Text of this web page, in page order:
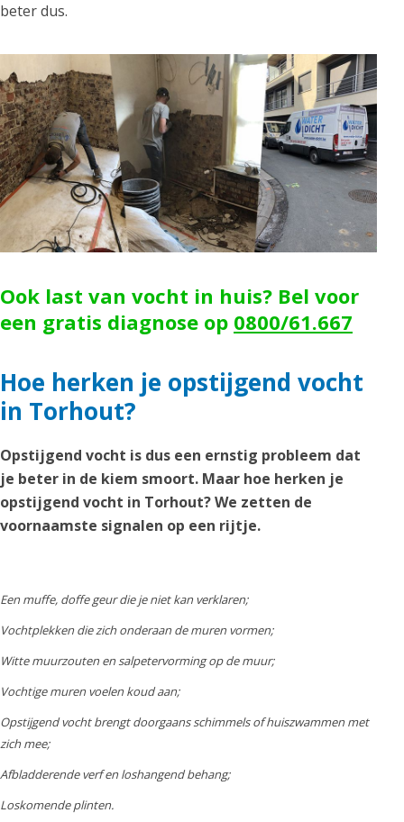
beter dus.
Ook last van vocht in huis? Bel voor
een gratis diagnose op 0800/61.667
Hoe herken je opstijgend vocht
in Torhout?
Opstijgend vocht is dus een ernstig probleem dat
je beter in de kiem smoort. Maar hoe herken je
opstijgend vocht in Torhout? We zetten de
voornaamste signalen op een rijtje.
Een muffe, doffe geur die je niet kan verklaren;
Vochtplekken die zich onderaan de muren vormen;
Witte muurzouten en salpetervorming op de muur;
Vochtige muren voelen koud aan;
Opstijgend vocht brengt doorgaans schimmels of huiszwammen met
zich mee;
Afbladderende verf en loshangend behang;
Loskomende plinten.